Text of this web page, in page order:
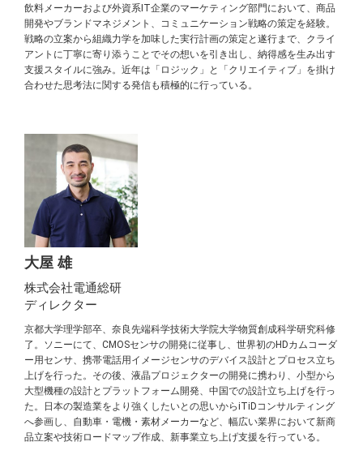
飲料メーカーおよび外資系IT企業のマーケティング部門において、商品
開発やブランドマネジメント、コミュニケーション戦略の策定を経験。
戦略の立案から組織力学を加味した実行計画の策定と遂行まで、クライ
アントに丁寧に寄り添うことでその想いを引き出し、納得感を生み出す
支援スタイルに強み。近年は「ロジック」と「クリエイティブ」を掛け
合わせた思考法に関する発信も積極的に行っている。
大屋 雄
株式会社電通総研
ディレクター
京都大学理学部卒、奈良先端科学技術大学院大学物質創成科学研究科修
了。ソニーにて、CMOSセンサの開発に従事し、世界初のHDカムコーダ
ー用センサ、携帯電話用イメージセンサのデバイス設計とプロセス立ち
上げを行った。その後、液晶プロジェクターの開発に携わり、小型から
大型機種の設計とプラットフォーム開発、中国での設計立ち上げを行っ
た。日本の製造業をより強くしたいとの思いからiTiDコンサルティング
へ参画し、自動車・電機・素材メーカーなど、幅広い業界において新商
品立案や技術ロードマップ作成、新事業立ち上げ支援を行っている。